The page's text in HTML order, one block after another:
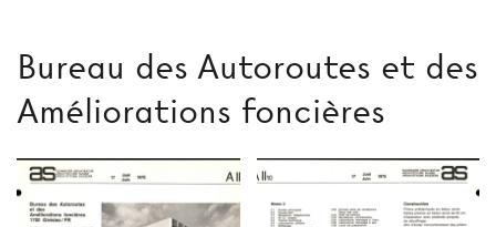
Bureau des Autoroutes et des
Améliorations foncières